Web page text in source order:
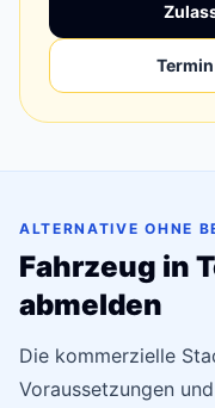
ALTERNATIVE OHNE
Fahrzeug in
abmelden
Die kommerzielle
Voraussetzungen